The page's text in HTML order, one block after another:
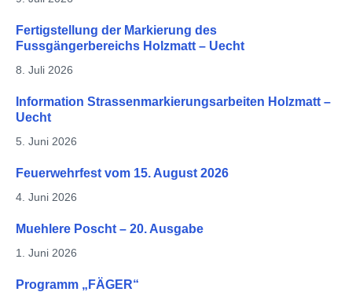
Fertigstellung der Markierung des
Fussgängerbereichs Holzmatt – Uecht
8. Juli 2026
Information Strassenmarkierungsarbeiten Holzmatt –
Uecht
5. Juni 2026
Feuerwehrfest vom 15. August 2026
4. Juni 2026
Muehlere Poscht – 20. Ausgabe
1. Juni 2026
Programm „FÄGER“